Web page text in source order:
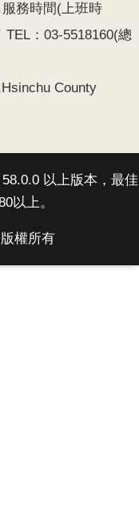
務時間(上班時
TEL：03-5518160(總
County
以上版本，最佳
以上。
權所有